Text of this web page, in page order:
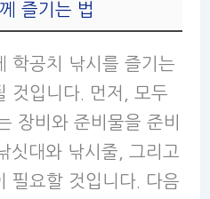
즐기는 법
학공치 낚시를 즐기는
것입니다. 먼저, 모두
장비와 준비물을 준비
싯대와 낚시줄, 그리고
필요할 것입니다. 다음